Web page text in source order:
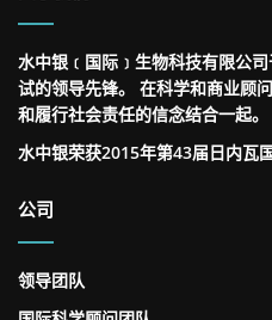
水中银﹝国际﹞生物科技有限公
试的领导先锋。 在科学和商业顾
和履行社会责任的信念结合一起。
水中银荣获2015年第43届日内瓦
公司
领导团队